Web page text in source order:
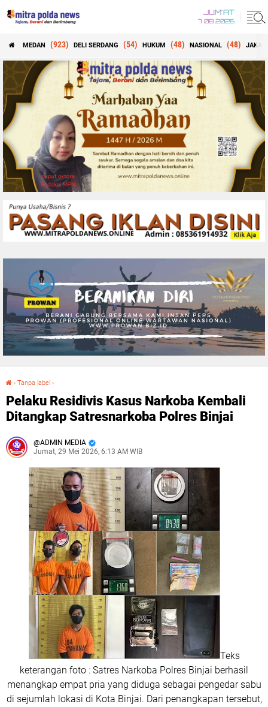
JUM'AT
7 08 2026
MEDAN (923) DELI SERDANG (54) HUKUM (48) NASIONAL (48)
› Tanpa label ›
Pelaku Residivis Kasus Narkoba Kembali
Ditangkap Satresnarkoba Polres Binjai
ADMIN MEDIA
Jumat, 29 Mei 2026, 6:13 AM WIB
Teks
keterangan foto : Satres Narkoba Polres Binjai berhasil
menangkap empat pria yang diduga sebagai pengedar sabu
di sejumlah lokasi di Kota Binjai. Dari penangkapan tersebut,